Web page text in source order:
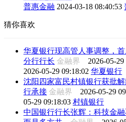
普惠金融 2024-03-18 08:40:53
猜你喜欢
华夏银行现高管人事调整，
分行行长 金融界 2026-05-29
2026-05-29 09:18:02 华夏银行
沈阳四家富民村镇银行获批
行承接 金融界 2026-05-29
05-29 09:18:03 村镇银行
中国银行行长张辉：科技金融